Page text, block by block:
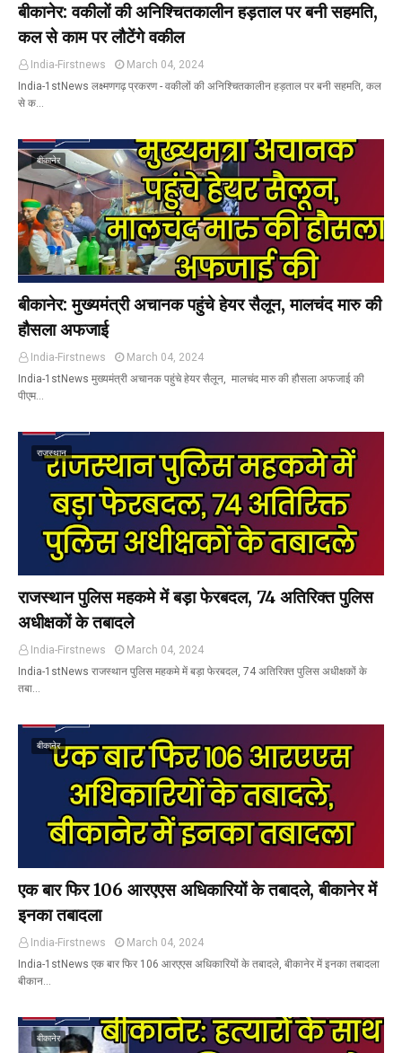
बीकानेर: वकीलों की अनिश्चितकालीन हड़ताल पर बनी सहमति,
कल से काम पर लौटेंगे वकील
India-Firstnews
March 04, 2024
India-1stNews लक्ष्मणगढ़ प्रकरण - वकीलों की अनिश्चितकालीन हड़ताल पर बनी सहमति, कल
से क…
बीकानेर
बीकानेर: मुख्यमंत्री अचानक पहुंचे हेयर सैलून, मालचंद मारु की
हौसला अफजाई
India-Firstnews
March 04, 2024
India-1stNews मुख्यमंत्री अचानक पहुंचे हेयर सैलून, मालचंद मारु की हौसला अफजाई की
पीएम…
राजस्थान
राजस्थान पुलिस महकमे में बड़ा फेरबदल, 74 अतिरिक्त पुलिस
अधीक्षकों के तबादले
India-Firstnews
March 04, 2024
India-1stNews राजस्थान पुलिस महकमे में बड़ा फेरबदल, 74 अतिरिक्त पुलिस अधीक्षकों के
तबा…
बीकानेर
एक बार फिर 106 आरएएस अधिकारियों के तबादले, बीकानेर में
इनका तबादला
India-Firstnews
March 04, 2024
India-1stNews एक बार फिर 106 आरएएस अधिकारियों के तबादले, बीकानेर में इनका तबादला
बीकान…
बीकानेर